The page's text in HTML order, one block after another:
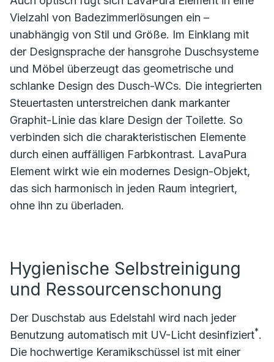
Vielzahl von Badezimmerlösungen ein –
unabhängig von Stil und Größe. Im Einklang mit
der Designsprache der hansgrohe Duschsysteme
und Möbel überzeugt das geometrische und
schlanke Design des Dusch-WCs. Die integrierten
Steuertasten unterstreichen dank markanter
Graphit-Linie das klare Design der Toilette. So
verbinden sich die charakteristischen Elemente
durch einen auffälligen Farbkontrast. LavaPura
Element wirkt wie ein modernes Design-Objekt,
das sich harmonisch in jeden Raum integriert,
ohne ihn zu überladen.
Hygienische Selbstreinigung
und Ressourcenschonung
Der Duschstab aus Edelstahl wird nach jeder
Benutzung automatisch mit UV-Licht desinfiziert*.
Die hochwertige Keramikschüssel ist mit einer